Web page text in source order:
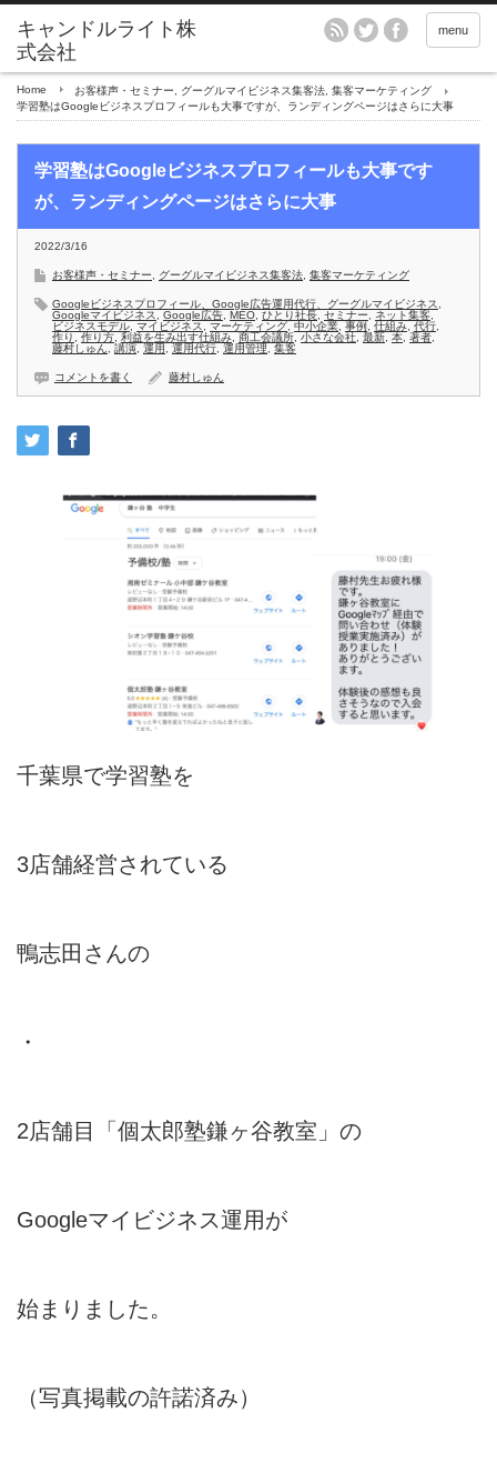
menu
Home お客様声・セミナー グーグルマイビジネス集客法 集客マーケティング
学習塾はGoogleビジネスプロフィールも大事ですが、ランディングページはさらに大事
学習塾はGoogleビジネスプロフィールも大事です
が、ランディングページはさらに大事
2022/3/16
お客様声・セミナー グーグルマイビジネス集客法 集客マーケティング
Googleビジネスプロフィール、Google広告運用代行、グーグルマイビジネス
Googleマイビジネス
Google広告 MEO ひとり社長 セミナー ネット集客
ビジネスモデル マイビジネス マーケティング 中小企業 事例 仕組み 代行
作り
作り方 利益を生み出す仕組み 商工会議所 小さな会社 最新 本 著者
藤村しゅん
講演 運用 運用代行 運用管理 集客
コメントを書く 藤村しゅん
千葉県で学習塾を
3店舗経営されている
鴨志田さんの
・
2店舗目「個太郎塾鎌ヶ谷教室」の
Googleマイビジネス運用が
始まりました。
（写真掲載の許諾済み）